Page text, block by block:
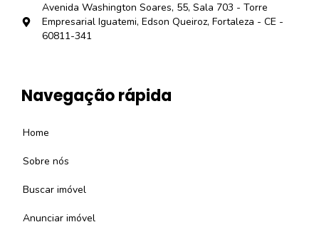
Avenida Washington Soares, 55, Sala 703 - Torre
Empresarial Iguatemi, Edson Queiroz, Fortaleza - CE -
60811-341
Navegação rápida
Home
Sobre nós
Buscar imóvel
Anunciar imóvel